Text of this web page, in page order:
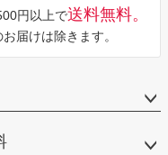
円以上で送料無料。
届けは除きます。